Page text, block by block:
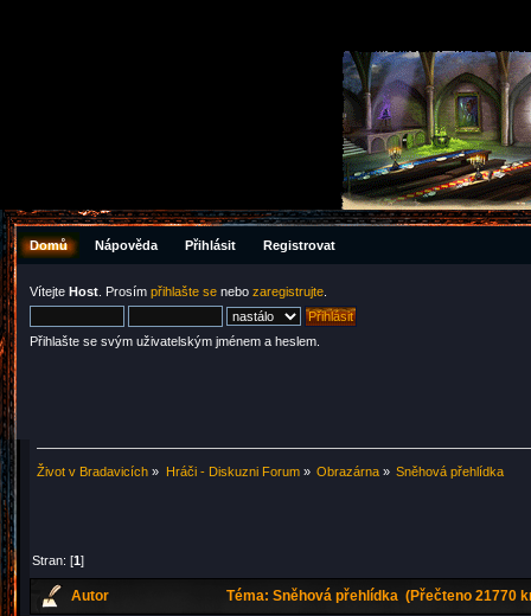
Domů Nápověda Přihlásit Registrovat
Vítejte Host . Prosím přihlašte se nebo zaregistrujte
Přihlašte se svým uživatelským jménem a heslem.
Život v Bradavicích » Hráči - Diskuzni Forum» Obrazárna» Sněhová přehlídka
Stran: [1]
Autor Téma: Sněhová přehlídka (Přečteno 21770